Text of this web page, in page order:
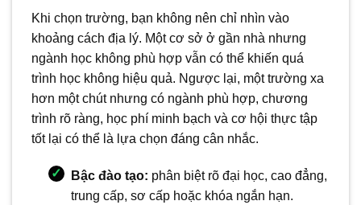
Khi chọn trường, bạn không nên chỉ nhìn vào
khoảng cách địa lý. Một cơ sở ở gần nhà nhưng
ngành học không phù hợp vẫn có thể khiến quá
trình học không hiệu quả. Ngược lại, một trường xa
hơn một chút nhưng có ngành phù hợp, chương
trình rõ ràng, học phí minh bạch và cơ hội thực tập
tốt lại có thể là lựa chọn đáng cân nhắc.
Bậc đào tạo: phân biệt rõ đại học, cao đẳng,
trung cấp, sơ cấp hoặc khóa ngắn hạn.